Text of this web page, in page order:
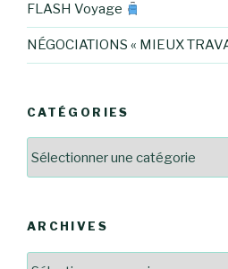
FLASH Voyage
NÉGOCIATIONS « MIEUX
CATÉGORIES
ARCHIVES